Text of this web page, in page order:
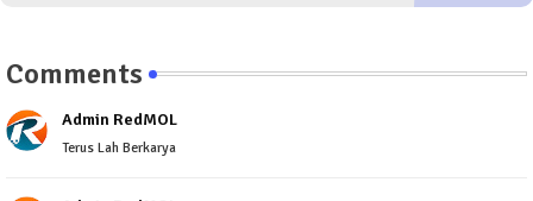
Comments
Admin RedMOL
Terus Lah Berkarya